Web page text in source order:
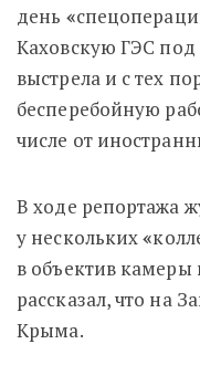
день «
Каховскую ГЭС под
выстрела и с тех
бесперебойную
числе от
В ходе репортажа
у нескольких«
в объектив камеры
рассказал, что на
Крыма.